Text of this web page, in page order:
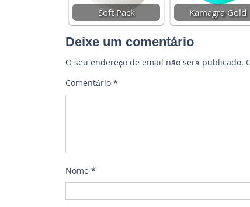
Soft Pack Kamagra Gold
Deixe um comentário
O seu endereço de email não será publicado.
Comentário *
Nome *